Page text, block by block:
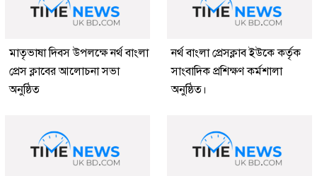
মাতৃভাষা দিবস উপলক্ষে নর্থ বাংলা
প্রেস ক্লাবের আলোচনা সভা
অনুষ্ঠিত
নর্থ বাংলা প্রেসক্লাব ইউকে কর্তৃক
সাংবাদিক প্রশিক্ষণ কর্মশালা
অনুষ্ঠিত।